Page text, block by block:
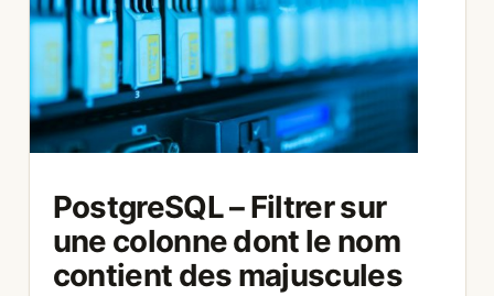
PostgreSQL – Filtrer sur
une colonne dont le nom
contient des majuscules